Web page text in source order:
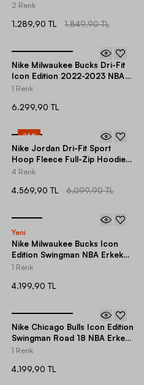
2 Renk
1.289,90 TL 1.849,90 TL
Nike Milwaukee Bucks Dri-Fit
Icon Edition 2022-2023 NBA
Erkek Forma
1 Renk
6.299,90 TL
-25%
Nike Jordan Dri-Fit Sport
Hoop Fleece Full-Zip Hoodie
Erkek Ceket
4 Renk
4.569,90 TL 6.099,90 TL
Yeni
Nike Milwaukee Bucks Icon
Edition Swingman NBA Erkek
Şort
1 Renk
4.199,90 TL
Nike Chicago Bulls Icon Edition
Swingman Road 18 NBA Erkek
Şort
1 Renk
4.199,90 TL